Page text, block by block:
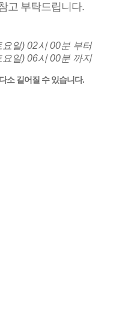
고 부탁드립니다.
일) 02시 00분 부터
일) 06시 00분 까지
소 길어질 수 있습니다.